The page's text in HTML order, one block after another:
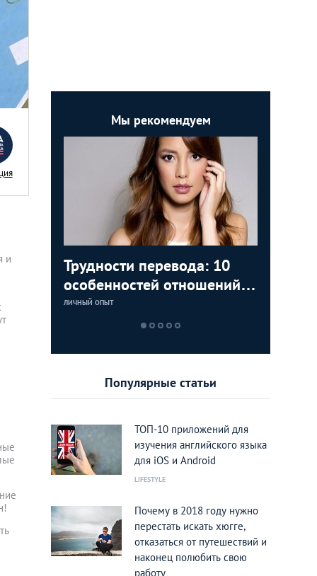
и
Мы рекомендуем
Трудности перевода: 10
особенностей отношений с
тайками
ЛИЧНЫЙ ОПЫТ
как
Популярные статьи
ТОП-10 приложений для
изучения английского языка
для iOS и Android
LIFESTYLE
Почему в 2018 году нужно
перестать искать хюгге,
отказаться от путешествий и
наконец полюбить свою
работу